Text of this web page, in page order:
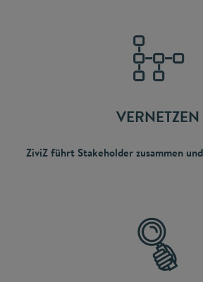
VERNETZEN
ZiviZ führt Stakeholder zusammen